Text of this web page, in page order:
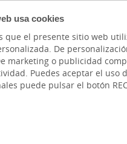
usa cookies
que el presente sitio web
De
marketing o publicidad
Puedes aceptar el uso
puede pulsar el botón
PARTICULARES